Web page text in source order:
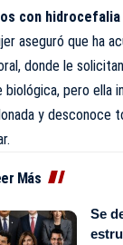
con
aseguró que ha
donde le
biológica, pero ella
y desconoce
Más
Se